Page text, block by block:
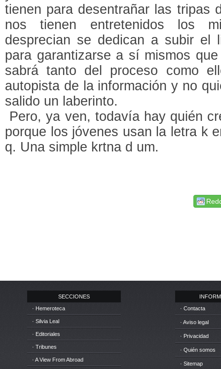
tienen para desentrañar las tripas
nos tienen entretenidos los
desprecian se dedican a subir el
para garantizarse a sí mismos
sabrá tanto del proceso como
autopista de la información y no
salido un laberinto.
Pero, ya ven, todavía hay quién
porque los jóvenes usan la letra k
q. Una simple krtna d um.
SECCIONES
· Hemeroteca
· Silvia Leal
· Editoriales
· Tribunes
· A View From Abroad
· Contacta
· Aviso legal
· Privacidad
· Quién somos
· Sitemap